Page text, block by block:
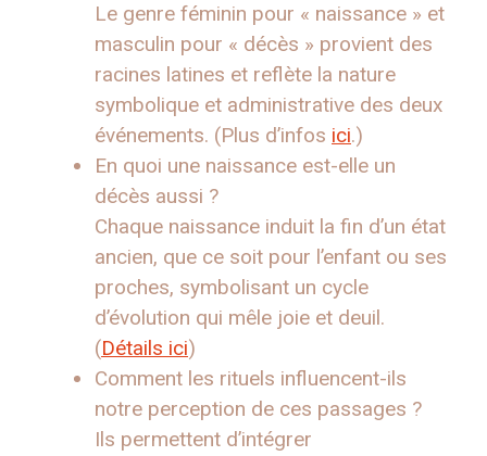
Le genre féminin pour « naissance » et
masculin pour « décès » provient des
racines latines et reflète la nature
symbolique et administrative des deux
événements. (Plus d’infos ici.)
En quoi une naissance est-elle un
décès aussi ?
Chaque naissance induit la fin d’un état
ancien, que ce soit pour l’enfant ou ses
proches, symbolisant un cycle
d’évolution qui mêle joie et deuil.
(Détails ici)
Comment les rituels influencent-ils
notre perception de ces passages ?
Ils permettent d’intégrer